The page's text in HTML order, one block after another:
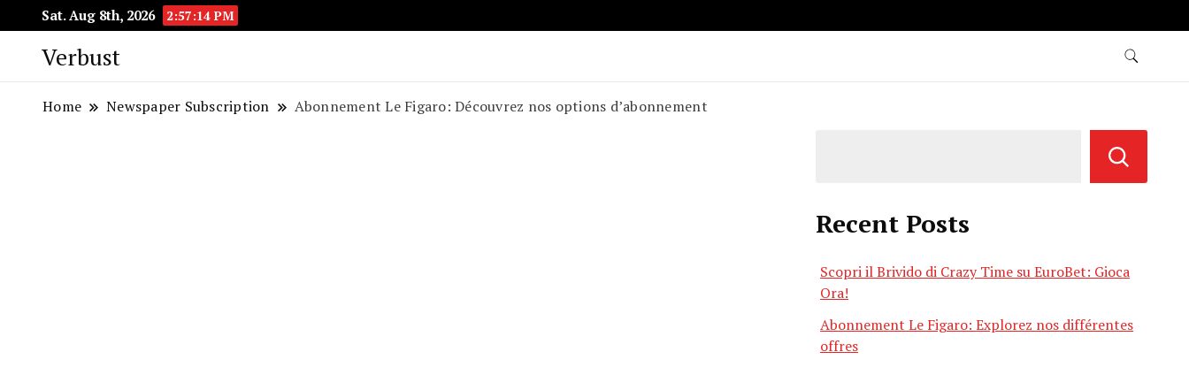
Sat. Aug 8th, 2026 2:57:15 PM
Verbust
Home Newspaper Subscription Abonnement Le Figaro: Découvrez nos options d’abonnement
Recent Posts
Scopri il Brivido di Crazy Time su EuroBet: Gioca
Ora!
Abonnement Le Figaro: Explorez nos différentes
offres